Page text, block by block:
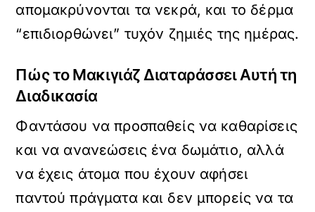
απομακρύνονται τα νεκρά, και το δέρμα
“επιδιορθώνει” τυχόν ζημιές της ημέρας.
Πώς το Μακιγιάζ Διαταράσσει Αυτή τη
Διαδικασία
Φαντάσου να προσπαθείς να καθαρίσεις
και να ανανεώσεις ένα δωμάτιο, αλλά
να έχεις άτομα που έχουν αφήσει
παντού πράγματα και δεν μπορείς να τα